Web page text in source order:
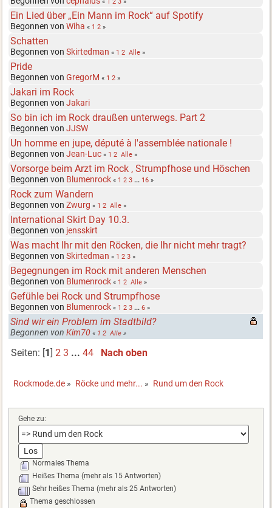
Ein Lied über „Ein Mann im Rock“ auf Spotify
Begonnen vonWiha « 1 2 »
Schatten
Begonnen vonSkirtedman « 1 2 Alle »
Pride
Begonnen vonGregorM « 1 2 »
Jakari im Rock
Begonnen vonJakari
So bin ich im Rock draußen unterwegs. Part 2
Begonnen vonJJSW
Un homme en jupe, député à l'assemblée nationale !
Begonnen vonJean-Luc « 1 2 Alle »
Vorsorge beim Arzt im Rock , Strumpfhose und Höschen
Begonnen von Blumenrock « 1 2 3 ... 16 »
Rock zum Wandern
Begonnen vonZwurg « 1 2 Alle »
International Skirt Day 10.3.
Begonnen von jensskirt
Was macht Ihr mit den Röcken, die Ihr nicht mehr tragt?
Begonnen vonSkirtedman « 1 2 3 »
Begegnungen im Rock mit anderen Menschen
Begonnen von Blumenrock « 1 2 Alle »
Gefühle bei Rock und Strumpfhose
Begonnen von Blumenrock « 1 2 3 ...6 »
Sind wir ein Problem im Stadtbild?
Begonnen vonKim70 « 1 2 Alle »
Seiten: [1] 2 3 ... 44 Nach oben
Rockmode.de » Röcke und mehr... » Rund um den Rock
Gehe zu:
Normales Thema
Heißes Thema (mehr als 15 Antworten)
Sehr heißes Thema (mehr als 25 Antworten)
Thema geschlossen